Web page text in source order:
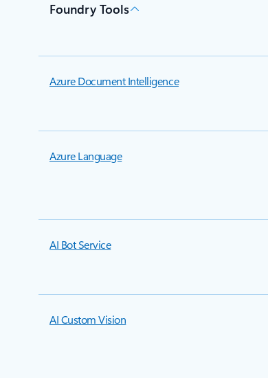
Foundry Tools
Azure Document Intelligence
Azure Language
AI Bot Service
AI Custom Vision